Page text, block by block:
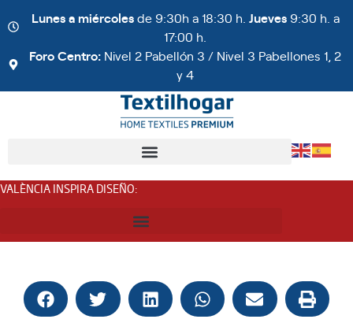
Lunes a miércolesde 9:30h a 18:30 h. Jueves 9:30 h. a
17:00 h.
Foro Centro: Nivel 2 Pabellón 3 / Nivel 3 Pabellones 1, 2
y 4
VALÈNCIA INSPIRA DISEÑO: